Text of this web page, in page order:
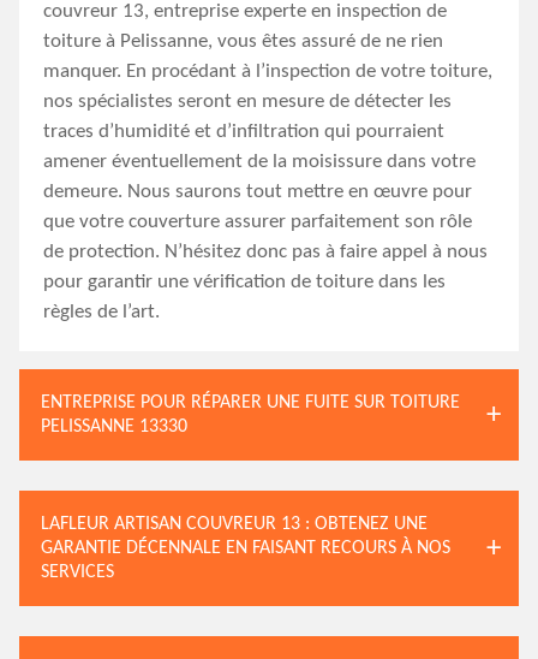
couvreur 13, entreprise experte en inspection de
toiture à Pelissanne, vous êtes assuré de ne rien
manquer. En procédant à l’inspection de votre toiture,
nos spécialistes seront en mesure de détecter les
traces d’humidité et d’infiltration qui pourraient
amener éventuellement de la moisissure dans votre
demeure. Nous saurons tout mettre en œuvre pour
que votre couverture assurer parfaitement son rôle
de protection. N’hésitez donc pas à faire appel à nous
pour garantir une vérification de toiture dans les
règles de l’art.
ENTREPRISE POUR RÉPARER UNE FUITE SUR TOITURE
PELISSANNE 13330
LAFLEUR ARTISAN COUVREUR 13 : OBTENEZ UNE
GARANTIE DÉCENNALE EN FAISANT RECOURS À NOS
SERVICES